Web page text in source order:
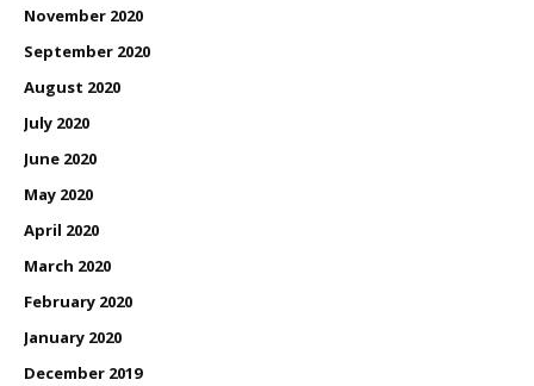
November 2020
September 2020
August 2020
July 2020
June 2020
May 2020
April 2020
March 2020
February 2020
January 2020
December 2019